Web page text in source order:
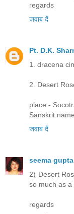
regards
जवाब दें
Pt. D.K.
1. dracena
2. Desert
place:-
Sanskrit
जवाब दें
seema gupta
2) Desert
so much as
regards